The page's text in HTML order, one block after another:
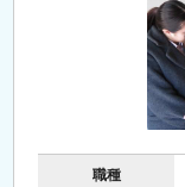
職種